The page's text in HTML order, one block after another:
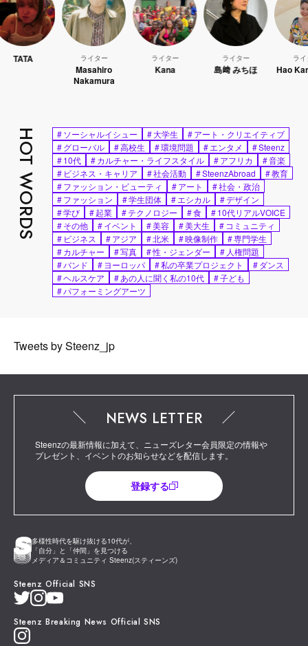
ライター ライター
Kana
ライター
島﨑 みちほ
ライター
Hao Kanayama
HOT WORDS #ソーシャルイシュー #大学生 #アート・クリエイティブ
#グローバル #高校生 #環境問題 #エンタメ #Steenz
#10代 #カルチャー・ライフスタイル #アフリカ #音楽
# ビジネス・キャリア #社会活動 #SteenzAbroad #教育
#ファッション・ビューティ #アート #社会・政治
#ファッション #学生団体 #エシカル #デザイン
#学び #起業 #テクノロジー #食 #10代リアルVOICE
#その他 #イベント #美容 #美大生 # コミュニティ
# ビジネス #アジア #北米 #映像制作 #専門学生
#カルチャー #写真 #性・ジェンダー # 人権問題
#バンド #ヨーロッパ #私の卒業プロジェクト #ダンス
#ヘルスケア #あの人に聞く私の10代 #子ども
#パフォーミングアーツ
Tweets by Steenz_jp
多様性時代を駆け抜ける10代が、
「自分」と「仲間」を見つける
メディア＆コミュニティ Steenz(スティーンズ)
Steenz Official SNS
Steenz Breaking News Official SNS
NEWS LETTER
Steenzの最新情報に加えて、ニューズレター会員限定の情報や
プレゼント、イベントのお知らせなどを配信します。
登録する